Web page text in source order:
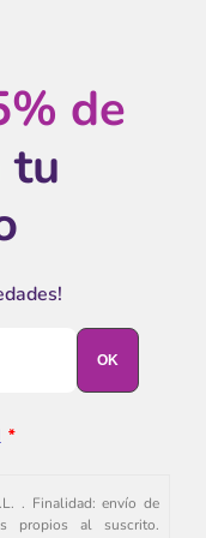
de
tu
*
. Finalidad: envío de
propios al suscrito.